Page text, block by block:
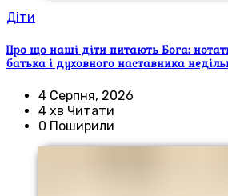
Діти
Про що наші діти питають Бога:
батька і духовного наставника
4 Серпня, 2026
4 хв Читати
0 Поширили